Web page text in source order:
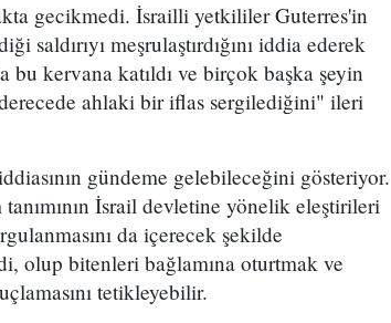
gecikmedi. İsrailli yetkililer Guterres'in
saldırıyı meşrulaştırdığını iddia ederek
bu kervana katıldı ve birçok başka şeyin
derecede ahlaki bir iflas sergilediğini" ileri
gündeme gelebileceğini gösteriyor.
İsrail devletine yönelik eleştirileri
da içerecek şekilde
olup bitenleri bağlamına oturtmak ve
tetikleyebilir.